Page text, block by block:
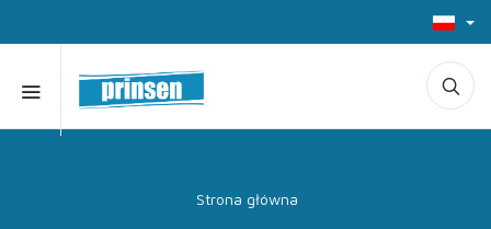
Strona główna